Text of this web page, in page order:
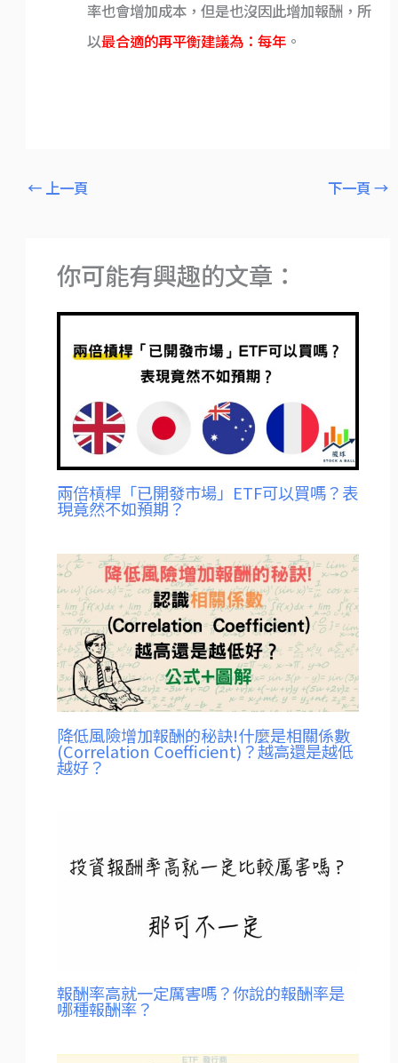
率也會增加成本，但是也沒因此增加報酬，所
以最合適的再平衡建議為：每年 。
←上一頁 下一頁→
你可能有興趣的文章：
兩倍槓桿「已開發市場」ETF可以買嗎？表
現竟然不如預期？
降低風險增加報酬的秘訣!什麼是相關係數
(Correlation Coefficient)？越高還是越低
越好？
報酬率高就一定厲害嗎？你說的報酬率是
哪種報酬率？